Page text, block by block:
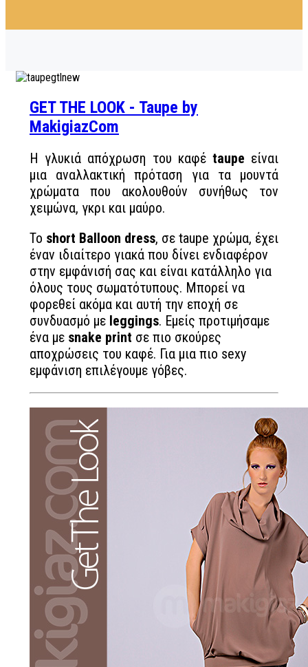
GET THE LOOK - Taupe by
MakigiazCom
Η γλυκιά απόχρωση του καφέ taupe είναι
μια αναλλακτική πρόταση για τα μουντά
χρώματα που ακολουθούν συνήθως τον
χειμώνα, γκρι και μαύρο.
Το short Balloon dress, σε taupe χρώμα, έχει
έναν ιδιαίτερο γιακά που δίνει ενδιαφέρον
στην εμφάνισή σας και είναι κατάλληλο για
όλους τους σωματότυπους. Μπορεί να
φορεθεί ακόμα και αυτή την εποχή σε
συνδυασμό με leggings. Εμείς προτιμήσαμε
ένα με snake print σε πιο σκούρες
αποχρώσεις του καφέ. Για μια πιο sexy
εμφάνιση επιλέγουμε γόβες.